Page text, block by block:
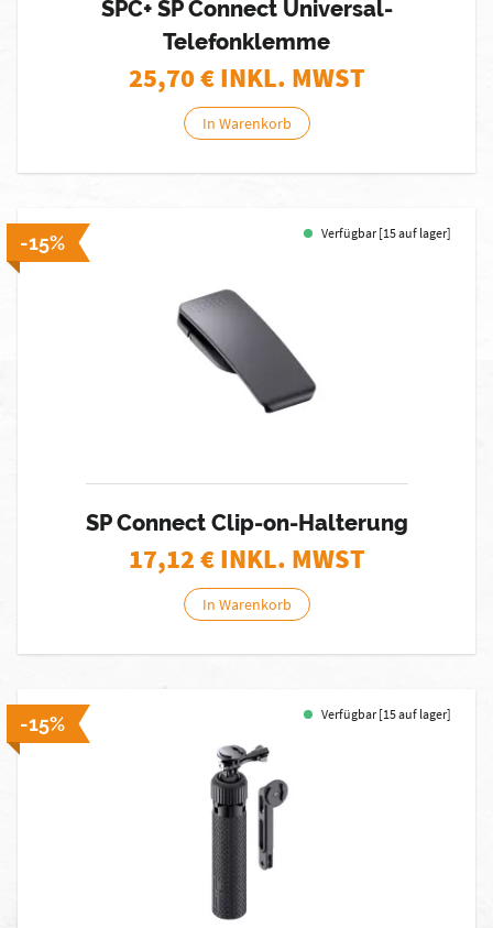
SPC+ SP Connect Universal-
Telefonklemme
25,70€ INKL. MWST
In Warenkorb
-15% Verfügbar [15 auf lager]
SP Connect Clip-on-Halterung
17,12€ INKL. MWST
In Warenkorb
-15% Verfügbar [15 auf lager]